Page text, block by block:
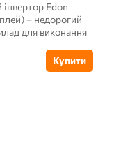
Edon
– недорогий
для виконання
Купити